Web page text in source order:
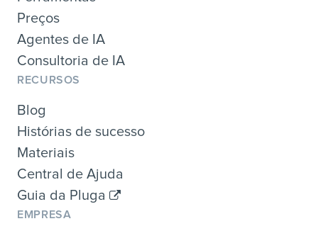
Preços
Agentes de IA
Consultoria de IA
RECURSOS
Blog
Histórias de sucesso
Materiais
Central de Ajuda
Guia da Pluga
EMPRESA